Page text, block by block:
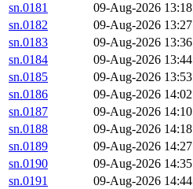
sn.0181
09-Aug-2026 13:18
sn.0182
09-Aug-2026 13:27
sn.0183
09-Aug-2026 13:36
sn.0184
09-Aug-2026 13:44
sn.0185
09-Aug-2026 13:53
sn.0186
09-Aug-2026 14:02
sn.0187
09-Aug-2026 14:10
sn.0188
09-Aug-2026 14:18
sn.0189
09-Aug-2026 14:27
sn.0190
09-Aug-2026 14:35
sn.0191
09-Aug-2026 14:44